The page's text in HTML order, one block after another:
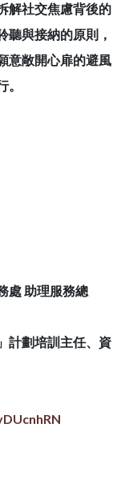
解社交焦慮背後的
聽與接納的原則，
意敞開心扉的避風
處 助理服務總
計劃培訓主任、資